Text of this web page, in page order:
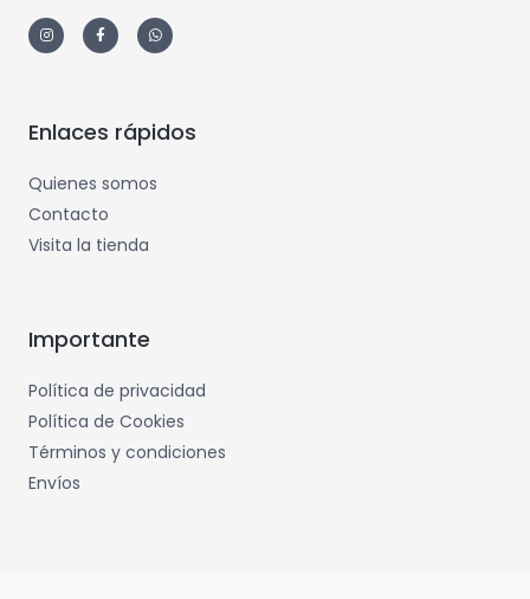
Enlaces rápidos
Quienes somos
Contacto
Visita la tienda
Importante
Política de privacidad
Política de Cookies
Términos y condiciones
Envíos